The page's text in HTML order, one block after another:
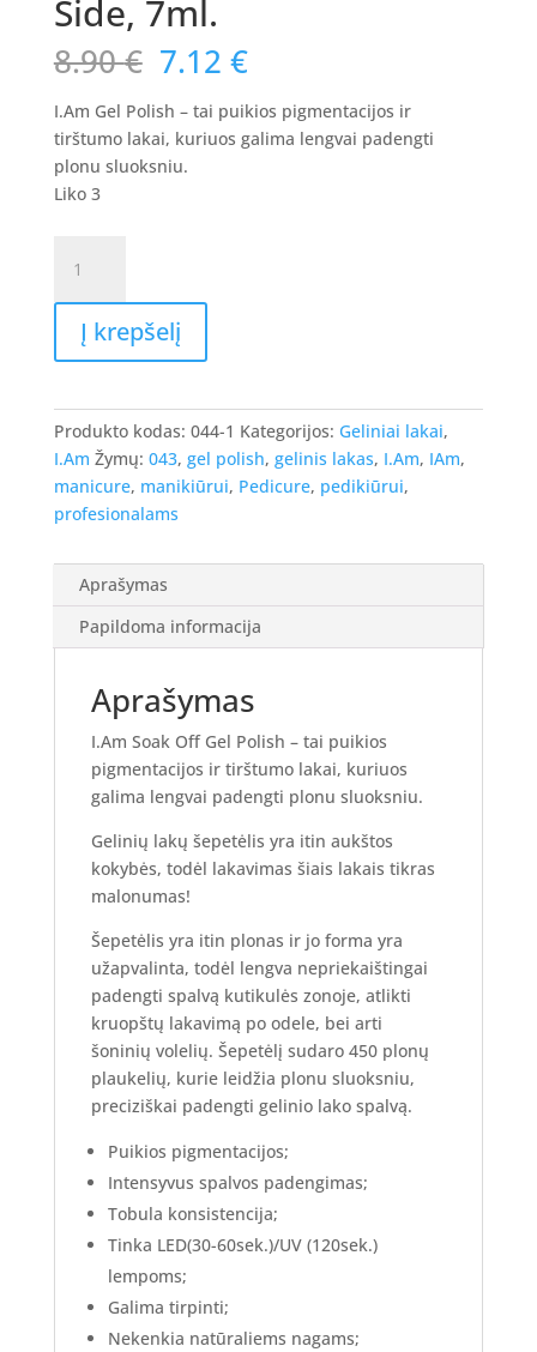
Side, 7ml.
8.90€ Original
price
was:
8.90 €.
7.12 €Current
price
is:
7.12 €.
I.Am Gel Polish – tai puikios pigmentacijos ir
tirštumo lakai, kuriuos galima lengvai padengti
plonu sluoksniu.
Liko 3
kiekis:
I.Am
Polish
gelinis
lakas
#137
-
Sweeter
7ml.
Į krepšelį
Produkto kodas: 044-1 Kategorijos: Geliniai lakai,
I.Am Žymų: 043, gel polish, gelinis lakas, I.Am, IAm,
manicure, manikiūrui, Pedicure, pedikiūrui,
profesionalams
Aprašymas
Papildoma informacija
Aprašymas
I.Am Soak Off Gel Polish – tai puikios
pigmentacijos ir tirštumo lakai, kuriuos
galima lengvai padengti plonu sluoksniu.
Gelinių lakų šepetėlis yra itin aukštos
kokybės, todėl lakavimas šiais lakais tikras
malonumas!
Šepetėlis yra itin plonas ir jo forma yra
užapvalinta, todėl lengva nepriekaištingai
padengti spalvą kutikulės zonoje, atlikti
kruopštų lakavimą po odele, bei arti
šoninių volelių. Šepetėlį sudaro 450 plonų
plaukelių, kurie leidžia plonu sluoksniu,
preciziškai padengti gelinio lako spalvą.
Puikios pigmentacijos;
Intensyvus spalvos padengimas;
Tobula konsistencija;
Tinka LED(30-60sek.)/UV (120sek.)
lempoms;
Galima tirpinti;
Nekenkia natūraliems nagams;